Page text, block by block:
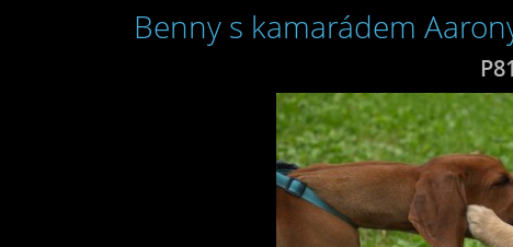
Benny s kamarádem